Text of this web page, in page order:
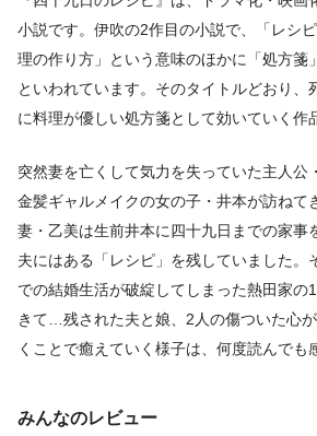
小説です。伊吹の2作目の小説で、「レシ
理の作り方」という意味のほかに「処方箋
といわれています。そのタイトルどおり、
に料理が優しい処方箋として効いていく作
突然妻を亡くして気力を失っていた主人公
金髪ギャルメイクの女の子・井本が訪ねて
妻・乙美は生前井本に四十九日までの家事
夫にはある「レシピ」を残していました。
での結婚生活が破綻してしまった熱田家の
きて…残された夫と娘、2人の傷ついた心
くことで癒えていく様子は、何度読んでも
みんなのレビュー